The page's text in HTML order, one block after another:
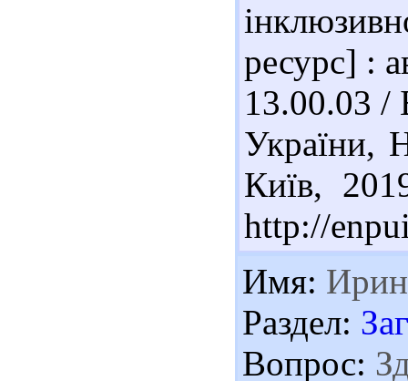
ресурс] :
13.00.03 /
України,
Київ,
http://
Имя:
Раздел:
Вопрос: